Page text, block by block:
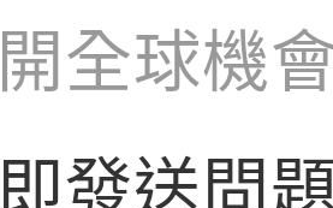
全球機
發送問